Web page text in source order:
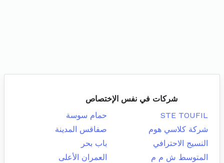
شركات في نفس الإختصاص
STE TOUFIL
حمام سوسة
شركة كلاسي هوم
صفاقس المدينة
النسيج الاحترافي
باب بحر
المتوسط ش م م
العمران الأعلى